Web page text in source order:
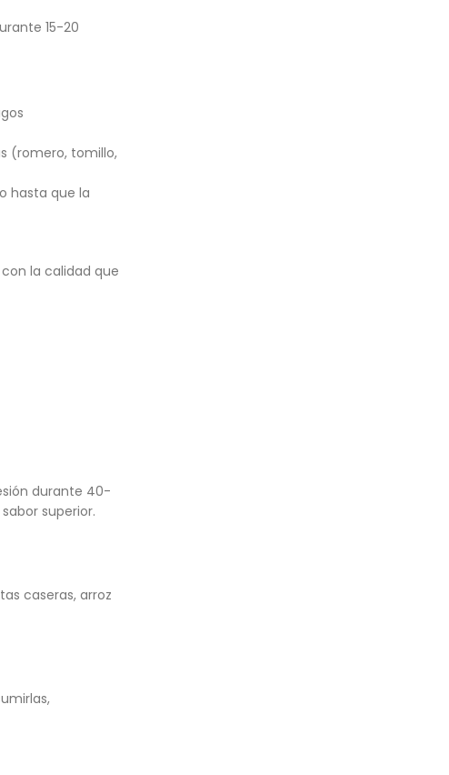
15-20
(romero, tomillo,
hasta que la
la calidad que
durante 40-
superior.
caseras, arroz